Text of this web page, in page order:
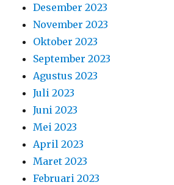
Desember 2023
November 2023
Oktober 2023
September 2023
Agustus 2023
Juli 2023
Juni 2023
Mei 2023
April 2023
Maret 2023
Februari 2023